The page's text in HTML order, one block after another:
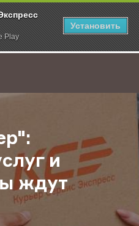
Play
Установить
"РЖД-Партнер": Платформы услуг
и
ждут